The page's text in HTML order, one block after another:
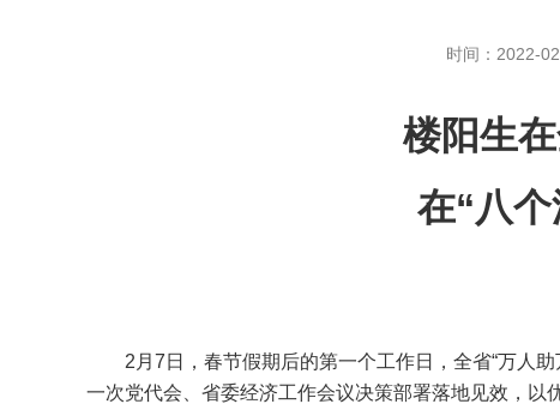
时间：2022-
楼阳生
在“八
2月7日，春节假期后的第一个工作日，全省“万人助
一次党代会、省委经济工作会议决策部署落地见效，以